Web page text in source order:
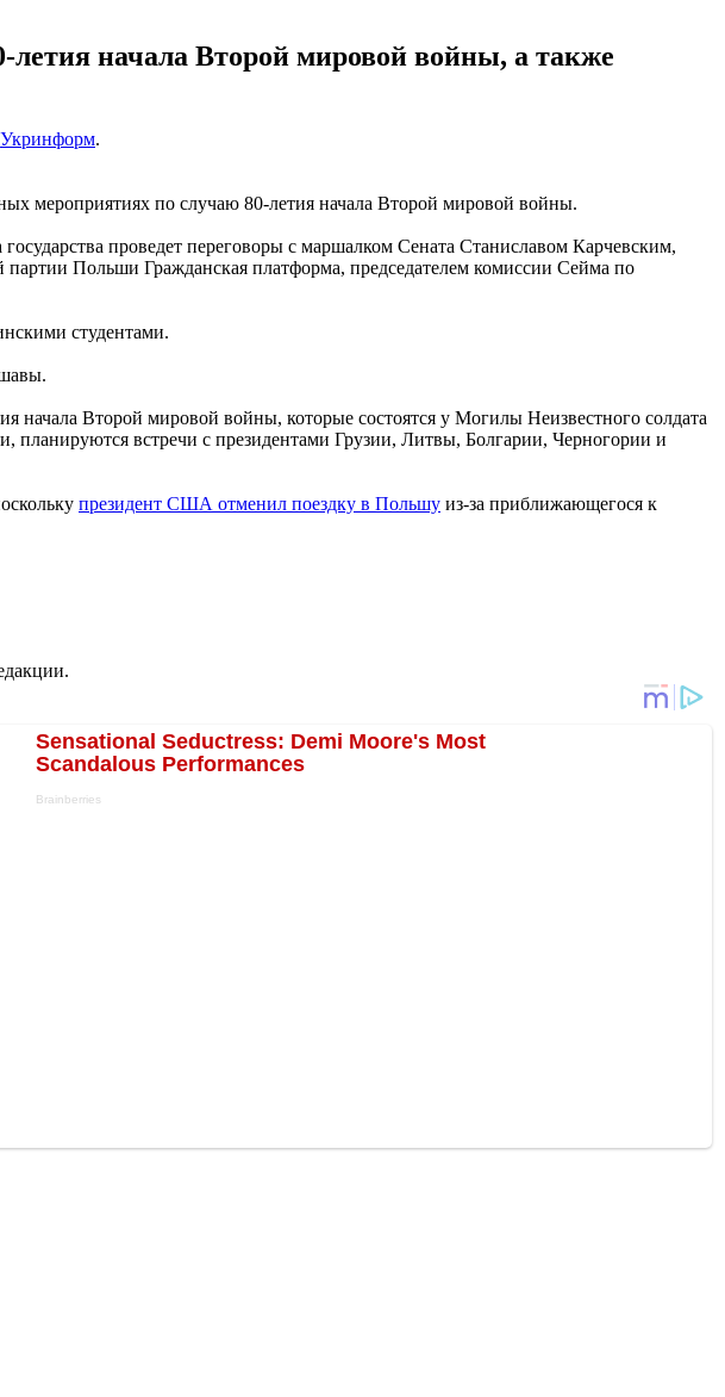
начала Второй мировой войны, а также
Укринформ.
мероприятиях по случаю 80-летия начала Второй мировой войны.
проведет переговоры с маршалком Сената Станиславом Карчевским,
Польши Гражданская платформа, председателем комиссии Сейма по
студентами.
начала Второй мировой войны, которые состоятся у Могилы Неизвестного солдата
планируются встречи с президентами Грузии, Литвы, Болгарии, Черногории и
президент США отменил поездку в Польшу из-за приближающегося к